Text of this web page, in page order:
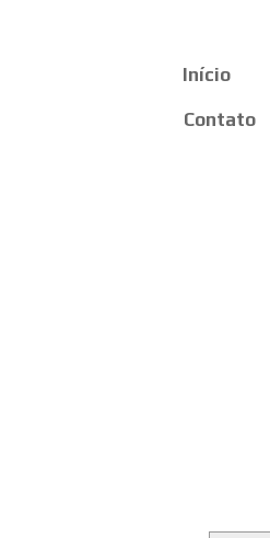
Início
Contato